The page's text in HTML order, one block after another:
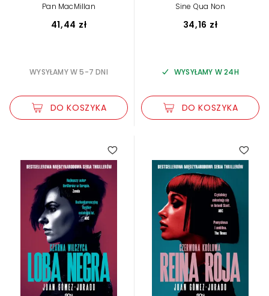
Pan MacMillan
41,44 zł
WYSYŁAMY W 5-7 DNI
DO KOSZYKA
Sine Qua Non
34,16 zł
WYSYŁAMY W 24H
DO KOSZYKA
3.00 3.40